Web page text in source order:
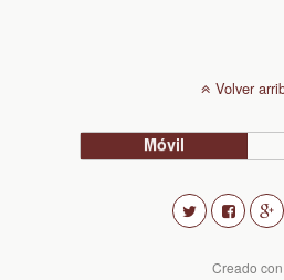
Volver
Móvil
Creado con